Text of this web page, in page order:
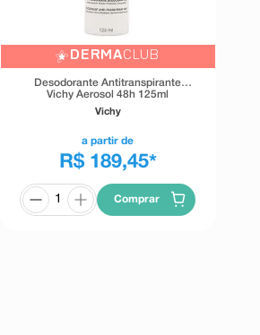
DERMACLUB
Desodorante Antitranspirante
Vichy Aerosol 48h 125ml
Vichy
a partir de
R$ 189,45*
Comprar